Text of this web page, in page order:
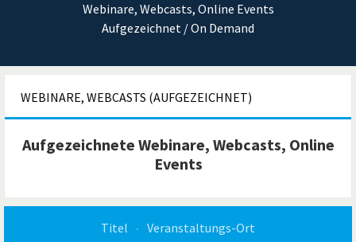
Webinare, Webcasts, Online Events
Aufgezeichnet / On Demand
WEBINARE, WEBCASTS (AUFGEZEICHNET)
Aufgezeichnete Webinare, Webcasts, Online
Events
Titel Veranstaltungs-Ort